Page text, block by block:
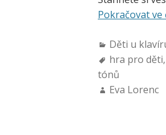
Pokračovat ve
Děti u
hra pro děti,
tónů
Eva Lorenc